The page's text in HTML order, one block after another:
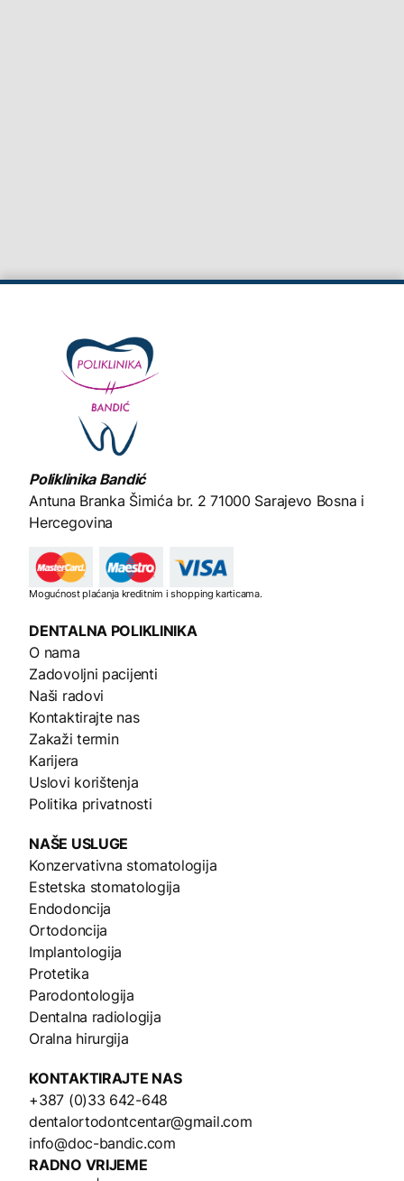
Poliklinika Bandić
Antuna Branka Šimića br. 2 71000 Sarajevo Bosna i
Hercegovina
Mogućnost plaćanja kreditnim i shopping karticama.
DENTALNA POLIKLINIKA
O nama
Zadovoljni pacijenti
Naši radovi
Kontaktirajte nas
Zakaži termin
Karijera
Uslovi korištenja
Politika privatnosti
NAŠE USLUGE
Konzervativna stomatologija
Estetska stomatologija
Endodoncija
Ortodoncija
Implantologija
Protetika
Parodontologija
Dentalna radiologija
Oralna hirurgija
KONTAKTIRAJTE NAS
+387 (0)33 642-648
dentalortodontcentar@gmail.com
info@doc-bandic.com
RADNO VRIJEME